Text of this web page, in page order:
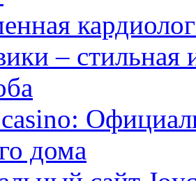
– стильная
дома